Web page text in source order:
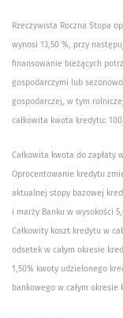
Rzeczywista Roczna Stopa
wynosi 13,50 %, przy
finansowanie bieżących
gospodarczymi lub
gospodarczej, w tym
całkowita kwota kredytu:
Całkowita kwota do zapłaty
Oprocentowanie kredytu
aktualnej stopy bazowej
i marży Banku w wysokości
Całkowity koszt kredytu w
odsetek w całym okresie
1,50% kwoty udzielonego
bankowego w całym okresie